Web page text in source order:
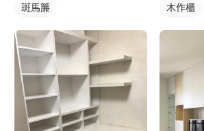
斑馬簾 木作櫃